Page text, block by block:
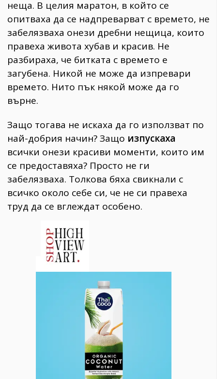
неща. В целия маратон, в който се
опитваха да се надпреварват с времето, не
забелязваха онези дребни нещица, които
правеха живота хубав и красив. Не
разбираха, че битката с времето е
загубена. Никой не може да изпревари
времето. Нито пък някой може да го
върне.
Защо тогава не искаха да го използват по
най-добрия начин? Защо изпускаха
всички онези красиви моменти, които им
се предоставяха? Просто не ги
забелязваха. Толкова бяха свикнали с
всичко около себе си, че не си правеха
труд да се вглеждат особено.